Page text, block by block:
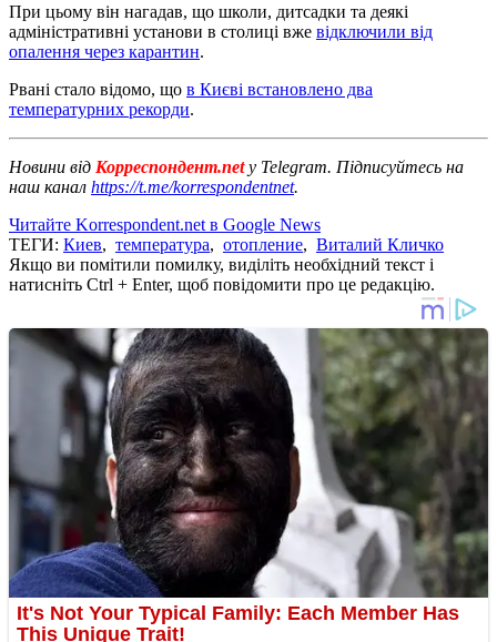
При цьому він нагадав, що школи, дитсадки та деякі
адміністративні установи в столиці вже відключили від
опалення через карантин.
Рвані стало відомо, що в Києві встановлено два
температурних рекорди.
Новини від Корреспондент.net у Telegram. Підписуйтесь на
наш канал https://t.me/korrespondentnet.
Читайте Korrespondent.net в Google News
ТЕГИ: Киев, температура, отопление, Виталий Кличко
Якщо ви помітили помилку, виділіть необхідний текст і
натисніть Ctrl + Enter, щоб повідомити про це редакцію.